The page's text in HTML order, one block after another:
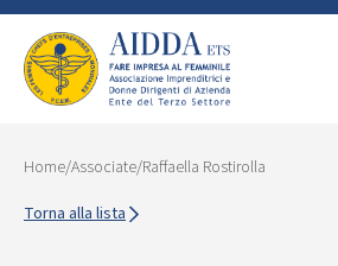
Home/Associate/Raffaella Rostirolla
Torna alla lista